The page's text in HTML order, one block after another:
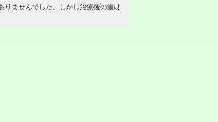
りませんでした。しかし治療後の歯は